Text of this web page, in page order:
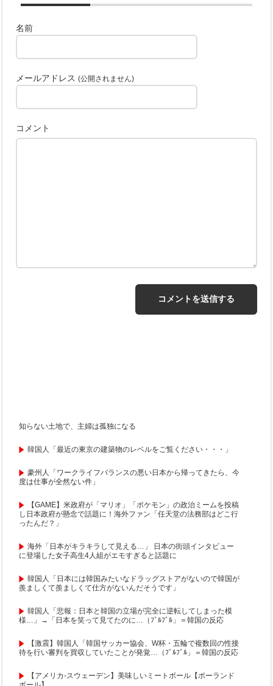
名前
メールアドレス(公開されません)
コメント
知らない土地で、主婦は孤独になる
韓国人「最近の東京の建築物のレベルをご覧ください・・・」
豪州人「ワークライフバランスの悪い日本から帰ってきたら、今
度は仕事が全然ない件」
【GAME】米政府が「マリオ」「ポケモン」の政治ミームを投稿
し日本政府が懸念で話題に！海外ファン「任天堂の法務部はどこ行
ったんだ？」
海外「日本がキラキラして見える…」 日本の街頭インタビュー
に登場した女子高生4人組がエモすぎると話題に
韓国人「日本には韓国みたいなドラッグストアがないので韓国が
羨ましくて羨ましくて仕方がないんだそうです」
韓国人「悲報：日本と韓国の立場が完全に逆転してしまった模
様…」→「日本を笑って見てたのに…（ﾌﾞﾙﾌﾞﾙ」＝韓国の反応
【激震】韓国人「韓国サッカー協会、W杯・五輪で複数回の性接
待を行い審判を買収していたことが発覚…（ﾌﾞﾙﾌﾞﾙ」＝韓国の反応
【アメリカ-スウェーデン】美味しいミートボール【ポーランド